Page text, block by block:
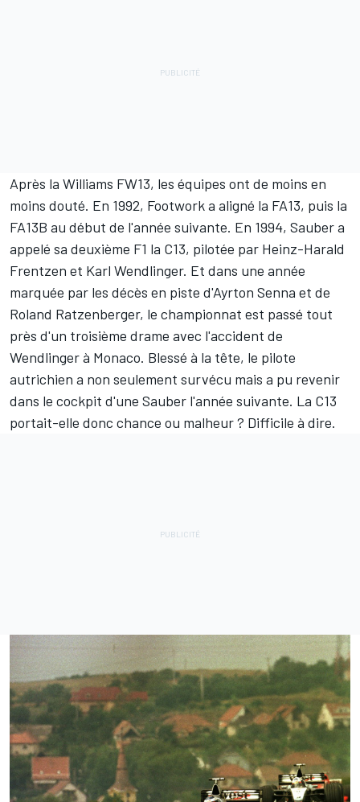
Après la Williams FW13, les équipes ont de moins en
moins douté. En 1992, Footwork a aligné la FA13, puis la
FA13B au début de l'année suivante. En 1994, Sauber a
appelé sa deuxième F1 la C13, pilotée par Heinz-Harald
Frentzen et Karl Wendlinger. Et dans une année
marquée par les décès en piste d'Ayrton Senna et de
Roland Ratzenberger, le championnat est passé tout
près d'un troisième drame avec l'accident de
Wendlinger à Monaco. Blessé à la tête, le pilote
autrichien a non seulement survécu mais a pu revenir
dans le cockpit d'une Sauber l'année suivante. La C13
portait-elle donc chance ou malheur ? Difficile à dire.